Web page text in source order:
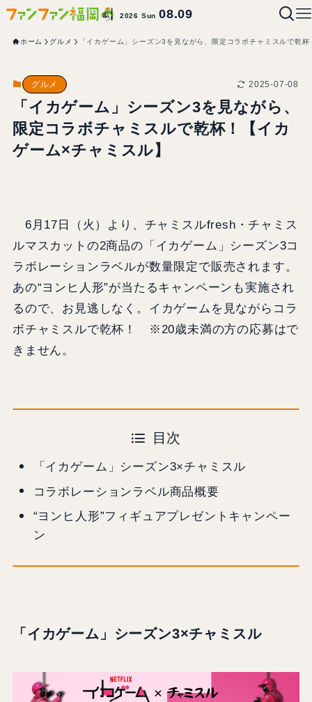
2026 Sun08.09
ホーム グルメ 「イカゲーム」シーズン3を見ながら、限定コラボチャミスルで乾
グルメ 2025-07-08
「イカゲーム」シーズン3を見ながら、
限定コラボチャミスルで乾杯！【イカ
ゲーム×チャミスル】
6月17日（火）より、チャミスルfresh・チャミス
ルマスカットの2商品の「イカゲーム」シーズン3コ
ラボレーションラベルが数量限定で販売されます。
あの“ヨンヒ人形”が当たるキャンペーンも実施され
るので、お見逃しなく。イカゲームを見ながらコラ
ボチャミスルで乾杯！ ※20歳未満の方の応募はで
きません。
目次
「イカゲーム」シーズン3×チャミスル
コラボレーションラベル商品概要
“ヨンヒ人形”フィギュアプレゼントキャンペー
ン
「イカゲーム」シーズン3×チャミスル